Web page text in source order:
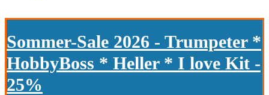
Sommer-Sale 2026 - Trumpeter *
HobbyBoss * Heller * I love Kit -
25%